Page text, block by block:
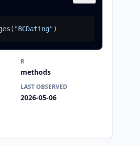
( "BCDating")
R
methods
LAST OBSERVED
2026-05-06